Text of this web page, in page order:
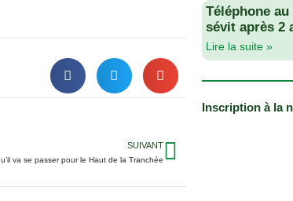
SUIVANT
va se passer pour le Haut de la Tranchée
Téléphone
sévit après 2
Lire la suite »
Inscription à la